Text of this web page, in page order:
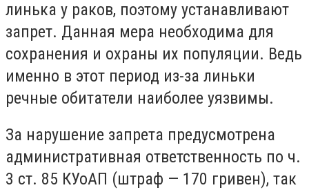
линька у раков, поэтому устанавливают
запрет. Данная мера необходима для
сохранения и охраны их популяции. Ведь
именно в этот период из-за линьки
речные обитатели наиболее уязвимы.
За нарушение запрета предусмотрена
административная ответственность по ч.
3 ст. 85 КУоАП (штраф — 170 гривен), так